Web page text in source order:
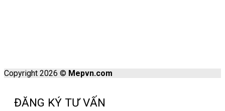
Copyright 2026 © Mepvn.com
ĐĂNG KÝ TƯ VẤN